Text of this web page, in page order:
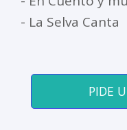
- La Selva Canta
PIDE